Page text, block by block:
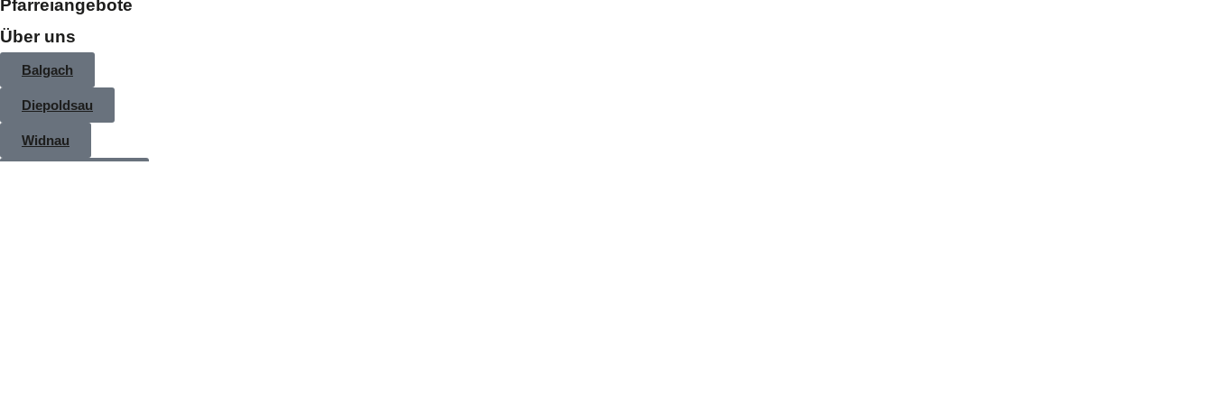
Pfarreiangebote
Über uns
Balgach
Diepoldsau
Widnau